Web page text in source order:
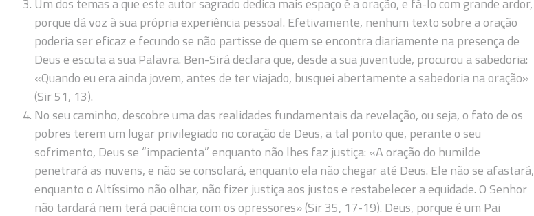
porque dá voz à sua própria experiência pessoal. Efetivamente, nenhum texto sobre a oração
poderia ser eficaz e fecundo se não partisse de quem se encontra diariamente na presença de
Deus e escuta a sua Palavra. Ben-Sirá declara que, desde a sua juventude, procurou a sabedoria:
«Quando eu era ainda jovem, antes de ter viajado, busquei abertamente a sabedoria na oração»
(Sir 51, 13).
No seu caminho, descobre uma das realidades fundamentais da revelação, ou seja, o fato de os
pobres terem um lugar privilegiado no coração de Deus, a tal ponto que, perante o seu
sofrimento, Deus se “impacienta” enquanto não lhes faz justiça: «A oração do humilde
penetrará as nuvens, e não se consolará, enquanto ela não chegar até Deus. Ele não se afastará,
enquanto o Altíssimo não olhar, não fizer justiça aos justos e restabelecer a equidade. O Senhor
não tardará nem terá paciência com os opressores» (Sir 35, 17-19). Deus, porque é um Pai